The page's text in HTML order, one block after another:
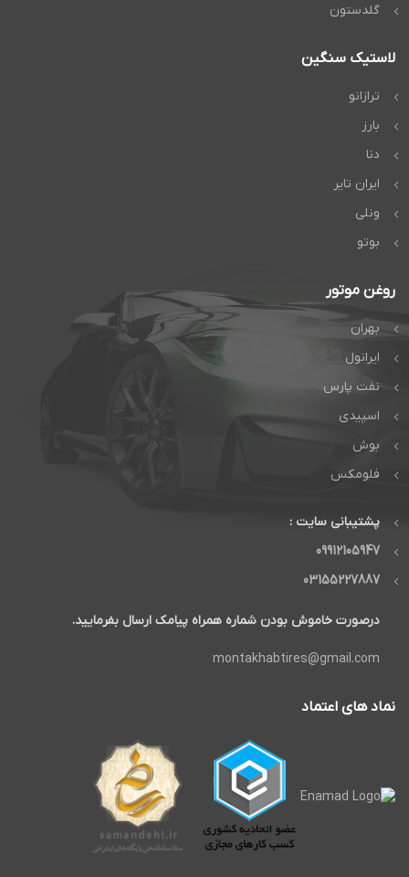
گلدستون
لاستیک سنگین
ترازانو
بارز
دنا
ایران تایر
ونلی
بوتو
روغن موتور
بهران
ایرانول
نفت پارس
اسپیدی
بوش
فلومکس
پشتیبانی سایت :
09912105947
03155227887
درصورت خاموش بودن شماره همراه پیامک ارسال بفرمایید.
montakhabtires@gmail.com
نماد های اعتماد